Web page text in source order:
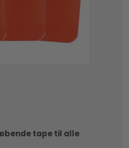
tape til alle